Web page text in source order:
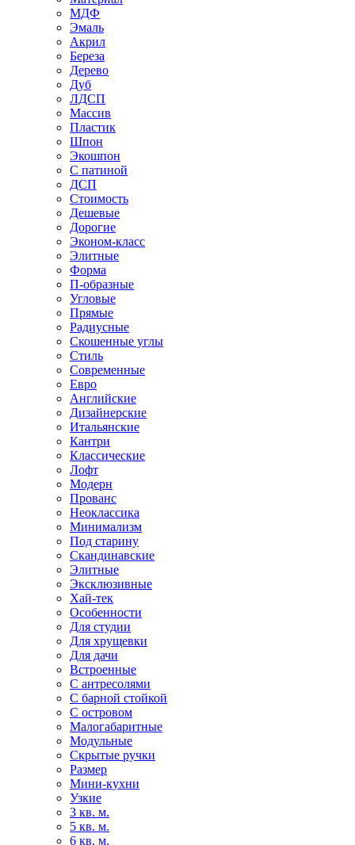
МДФ
Эмаль
Акрил
Береза
Дерево
Дуб
ЛДСП
Массив
Пластик
Шпон
Экошпон
С патиной
ДСП
Стоимость
Дешевые
Дорогие
Эконом-класс
Элитные
Форма
П-образные
Угловые
Прямые
Радиусные
Скошенные углы
Стиль
Современные
Евро
Английские
Дизайнерские
Итальянские
Кантри
Классические
Лофт
Модерн
Прованс
Неоклассика
Минимализм
Под старину
Скандинавские
Элитные
Эксклюзивные
Хай-тек
Особенности
Для студии
Для хрущевки
Для дачи
Встроенные
С антресолями
С барной стойкой
С островом
Малогабаритные
Модульные
Скрытые ручки
Размер
Мини-кухни
Узкие
3 кв. м.
5 кв. м.
6 кв. м.